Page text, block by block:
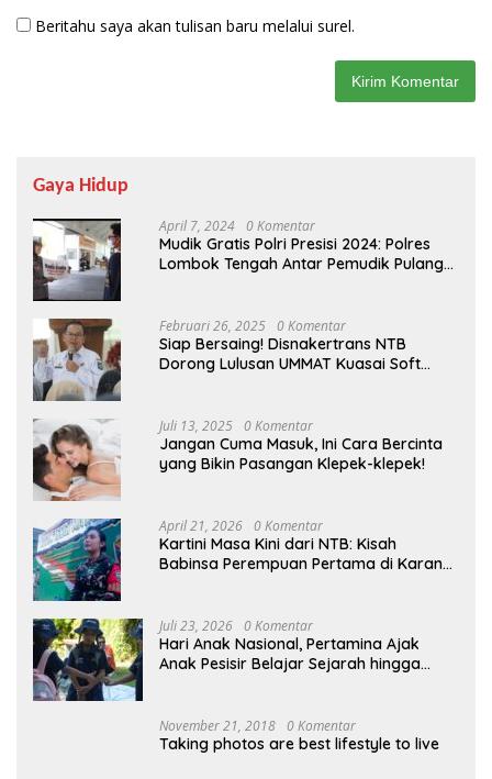
Beritahu saya akan tulisan baru melalui surel.
Gaya Hidup
April 7, 2024 0 Komentar
Mudik Gratis Polri Presisi 2024: Polres
Lombok Tengah Antar Pemudik Pulang
Februari 26, 2025 0 Komentar
Siap Bersaing! Disnakertrans NTB
Dorong Lulusan UMMAT Kuasai Soft
Juli 13, 2025 0 Komentar
Jangan Cuma Masuk, Ini Cara Bercinta
yang Bikin Pasangan Klepek-klepek!
April 21, 2026 0 Komentar
Kartini Masa Kini dari NTB: Kisah
Babinsa Perempuan Pertama di Karang
Juli 23, 2026 0 Komentar
Hari Anak Nasional, Pertamina Ajak
Anak Pesisir Belajar Sejarah hingga
November 21, 2018 0 Komentar
Taking photos are best lifestyle to live